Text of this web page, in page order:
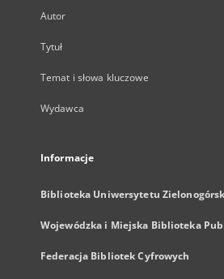
Autor
Tytuł
Temat i słowa kluczowe
Wydawca
Informacje
Biblioteka Uniwersytetu
Wojewódzka i Miejska Biblioteka
Federacja Bibliotek Cyfrowych